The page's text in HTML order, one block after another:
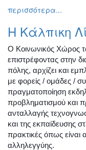
περισσότερα...
Η Κάλπικη
Ο Κοινωνικός Χώρος
επιστρέφοντας στην
πόλης, αρχίζει και
με φορείς / ομάδες /
πραγματοποίηση
προβληματισμού και
ανταλλαγής
και της εκπαίδευσης
πρακτικές όπως είναι
αλληλεγγύης.